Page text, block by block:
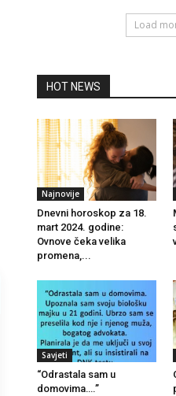
Load
HOT NEWS
Najnovije
Dnevni horoskop za 18.
mart 2024. godine:
Ovnove čeka velika
promena,...
Savjeti
“Odrastala sam u
domovima….”